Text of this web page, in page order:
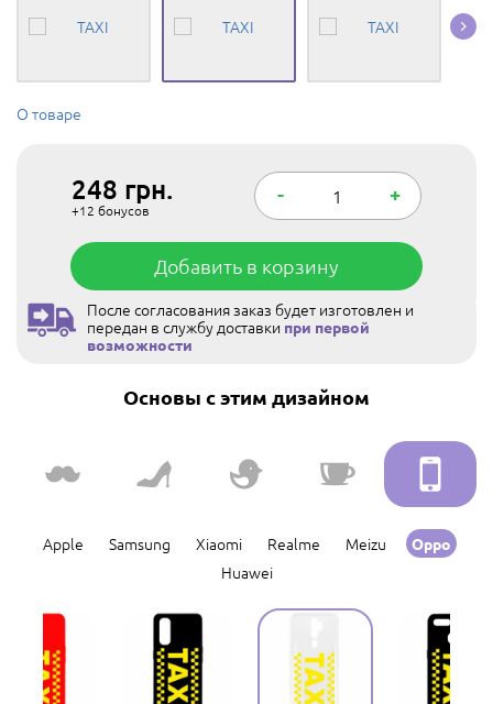
О товаре
248 грн.
+12 бонусов
- +
Добавить в корзину
После согласования заказ будет изготовлен и
передан в службу доставки при первой
возможности
Основы с этим дизайном
Apple Samsung Xiaomi Realme Meizu Oppo
Huawei